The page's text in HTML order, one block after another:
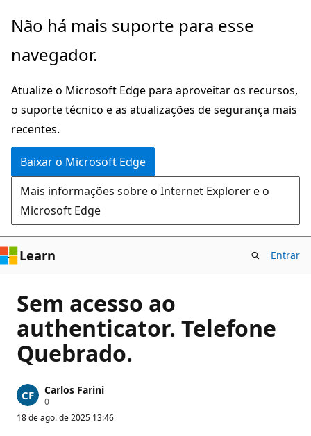
Pular
o
principal
Não há mais suporte para esse
navegador.
Atualize o Microsoft Edge para aproveitar os recursos,
o suporte técnico e as atualizações de segurança mais
recentes.
Baixar o Microsoft Edge
Mais informações sobre o Internet Explorer e o
Microsoft Edge
Learn Entrar
Sem acesso ao
authenticator. Telefone
Quebrado.
Carlos Farini
0P
n
18 de ago. de 2025 13:46